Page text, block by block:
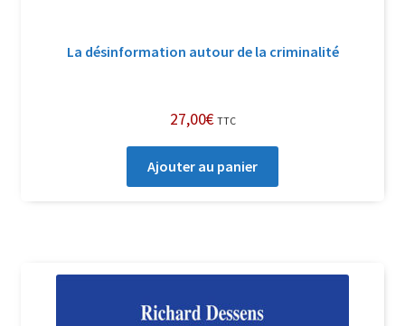
La désinformation autour de la criminalité
27,00€ TTC
Ajouter au panier